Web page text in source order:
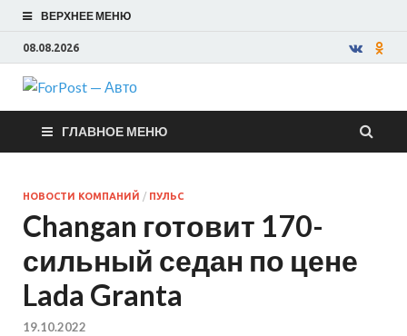
ВЕРХНЕЕ МЕНЮ
08.08.2026
ForPost —
Авто
ГЛАВНОЕ МЕНЮ
НОВОСТИ КОМПАНИЙ / ПУЛЬС
Changan готовит 170-
сильный седан по цене
Lada Granta
19.10.2022